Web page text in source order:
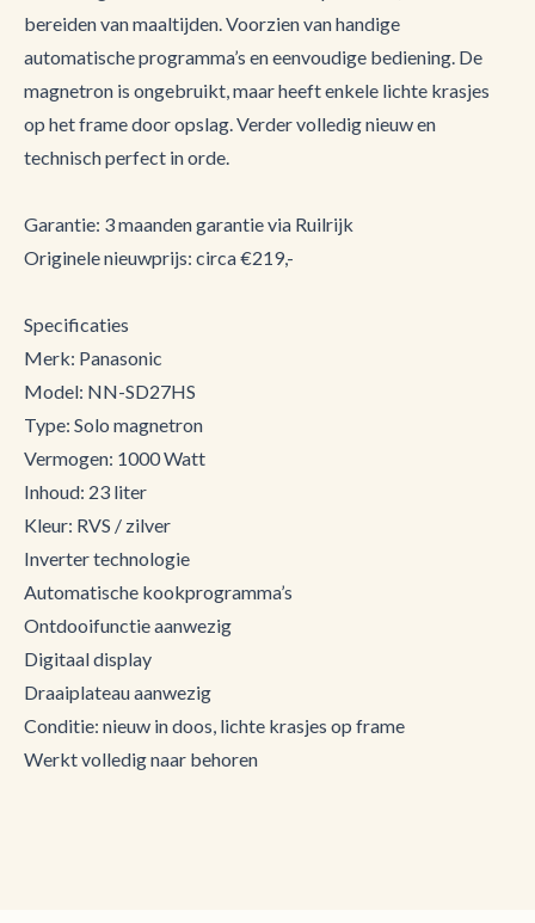
bereiden van maaltijden. Voorzien van handige
automatische programma’s en eenvoudige bediening. De
magnetron is ongebruikt, maar heeft enkele lichte krasjes
op het frame door opslag. Verder volledig nieuw en
technisch perfect in orde.
Garantie: 3 maanden garantie via Ruilrijk
Originele nieuwprijs: circa €219,-
Specificaties
Merk: Panasonic
Model: NN-SD27HS
Type: Solo magnetron
Vermogen: 1000 Watt
Inhoud: 23 liter
Kleur: RVS / zilver
Inverter technologie
Automatische kookprogramma’s
Ontdooifunctie aanwezig
Digitaal display
Draaiplateau aanwezig
Conditie: nieuw in doos, lichte krasjes op frame
Werkt volledig naar behoren